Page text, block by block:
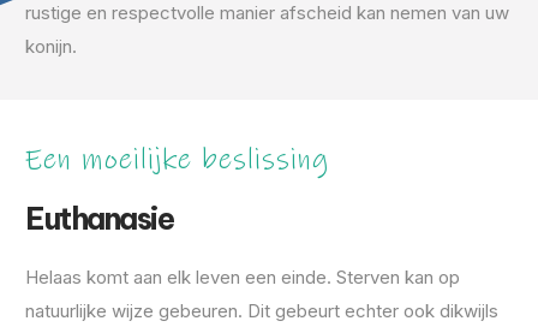
rustige en respectvolle manier afscheid kan nemen van uw
konijn.
Een moeilijke beslissing
Euthanasie
Helaas komt aan elk leven een einde. Sterven kan op
natuurlijke wijze gebeuren. Dit gebeurt echter ook dikwijls